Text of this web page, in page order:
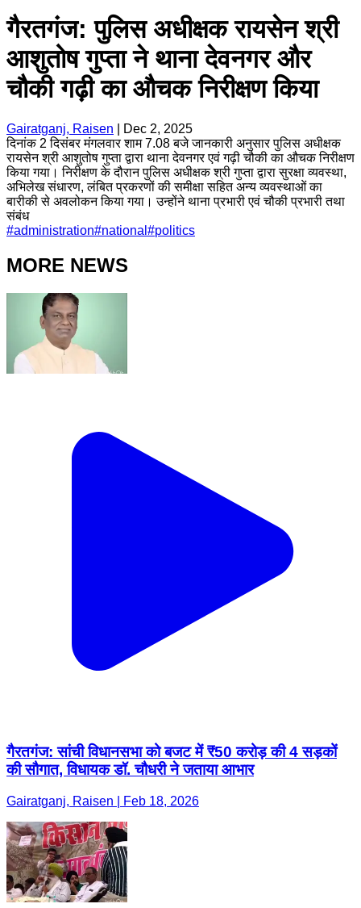
गैरतगंज: पुलिस अधीक्षक रायसेन श्री
आशुतोष गुप्ता ने थाना देवनगर और
चौकी गढ़ी का औचक निरीक्षण किया
Gairatganj, Raisen
Dec 2, 2025
दिनांक 2 दिसंबर मंगलवार शाम 7.08 बजे जानकारी अनुसार पुलिस अधीक्षक
रायसेन श्री आशुतोष गुप्ता द्वारा थाना देवनगर एवं गढ़ी चौकी का औचक निरीक्षण
किया गया। निरीक्षण के दौरान पुलिस अधीक्षक श्री गुप्ता द्वारा सुरक्षा व्यवस्था,
अभिलेख संधारण, लंबित प्रकरणों की समीक्षा सहित अन्य व्यवस्थाओं का
बारीकी से अवलोकन किया गया। उन्होंने थाना प्रभारी एवं चौकी प्रभारी तथा
संबंध
#administration#national #politics
MORE NEWS
गैरतगंज: सांची विधानसभा को बजट में ₹50 करोड़ की 4 सड़कों
की सौगात, विधायक डॉ. चौधरी ने जताया आभार
Gairatganj, Raisen | Feb 18, 2026